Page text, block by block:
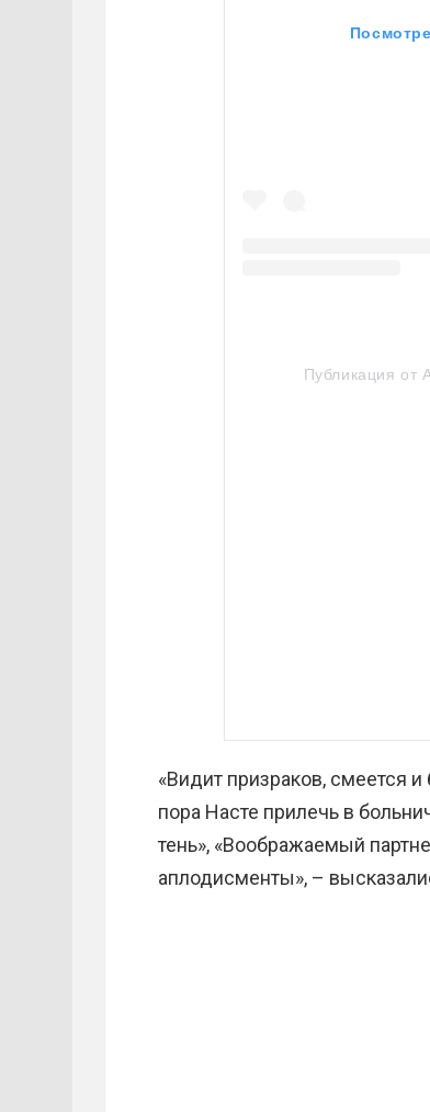
Публикация от
«Видит призраков, смеется
пора Насте прилечь в
тень», «Воображаемый
аплодисменты», –